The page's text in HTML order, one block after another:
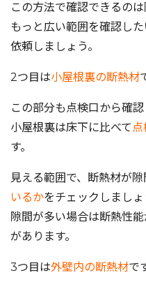
この方法で確認できるのは
もっと広い範囲を確認し
依頼しましょう。
2つ目は小屋根裏の断熱材
この部分も点検口から確認
小屋根裏は床下に比べて点
す。
見える範囲で、断熱材が隙
いるかをチェックしましょ
隙間が多い場合は断熱性
があります。
3つ目は外壁内の断熱材で